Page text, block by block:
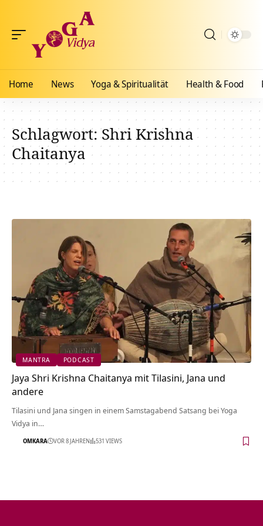
Home News Yoga & Spiritualität Health & Food
Schlagwort:Shri Krishna
Chaitanya
MANTRA PODCAST
Jaya Shri Krishna Chaitanya mit Tilasini, Jana und
andere
Tilasini und Jana singen in einem Samstagabend Satsang bei Yoga
Vidya in…
OMKARA VOR 8 JAHREN 531 VIEWS